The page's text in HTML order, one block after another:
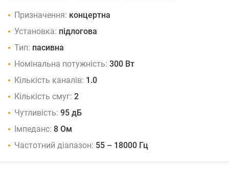
Призначення: концертна
Установка: підлогова
Тип: пасивна
Номінальна потужність: 300 Вт
Кількість каналів: 1.0
Кількість смуг: 2
Чутливість: 95 дБ
Імпеданс: 8 Ом
Частотний діапазон: 55 – 18000 Гц